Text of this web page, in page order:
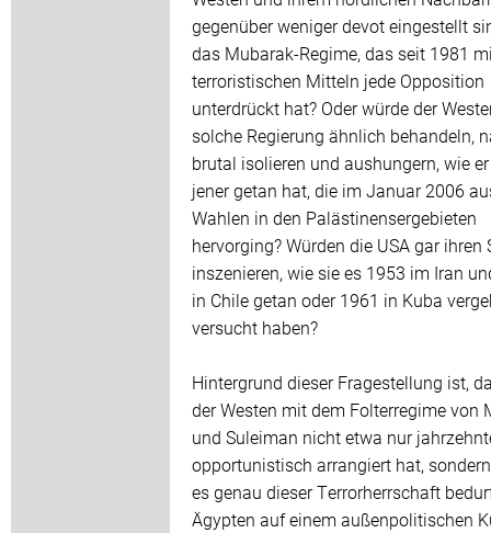
gegenüber weniger devot eingestellt
das Mubarak-Regime, das seit 1981
terroristischen Mitteln jede Opposition
unterdrückt hat? Oder würde der
solche Regierung ähnlich behandeln,
brutal isolieren und aushungern, wie
jener getan hat, die im Januar 2006
Wahlen in den Palästinensergebieten
hervorging? Würden die USA gar ihren
inszenieren, wie sie es 1953 im Iran
in Chile getan oder 1961 in Kuba
versucht haben?
Hintergrund dieser Fragestellung ist,
der Westen mit dem Folterregime von
und Suleiman nicht etwa nur
opportunistisch arrangiert hat,
es genau dieser Terrorherrschaft
Ägypten auf einem außenpolitischen